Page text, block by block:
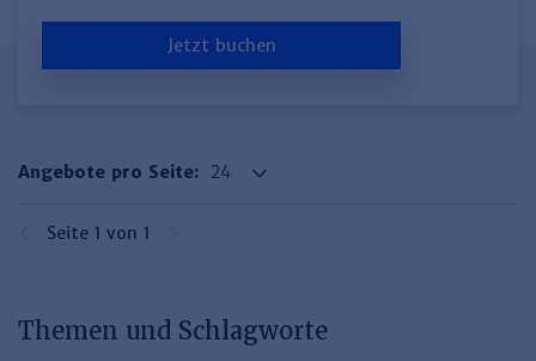
Jetzt buchen
Angebote pro Seite:
Seite 1 von 1
Themen und Schlagworte